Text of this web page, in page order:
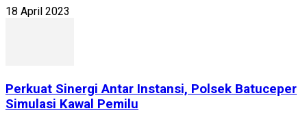
18 April 2023
Perkuat Sinergi Antar Instansi, Polsek Batuceper
Simulasi Kawal Pemilu